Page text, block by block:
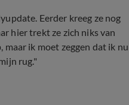
Eerder kreeg ze nog
hier trekt ze zich niks van
maar ik moet zeggen dat ik nu
rug."